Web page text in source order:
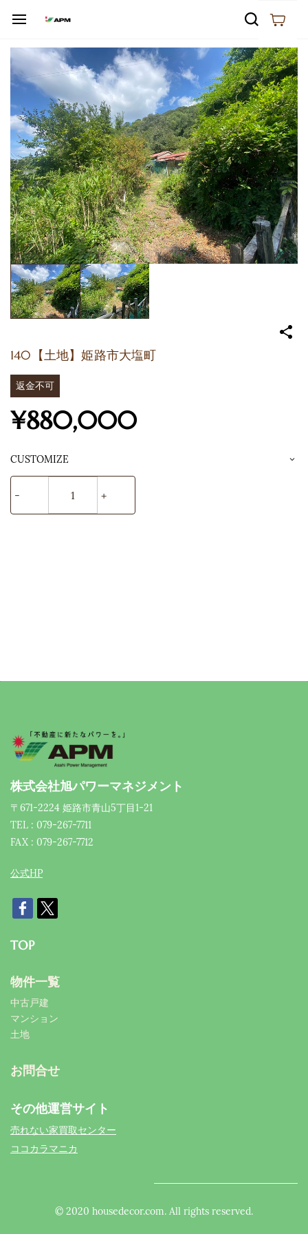
main
140【土地】姫路市大塩町
返金不可
¥880,000
CUSTOMIZE
株式会社旭パワーマネジメント
〒671-2224 姫路市青山5丁目1-21
TEL : 079-267-7711
FAX : 079-267-7712
公式HP
TOP
物件一覧
中古戸建
マンション
土地
お問合せ
その他運営サイト
売れない家買取センター
ココカラマニカ
© 2020 housedecor.com. All rights reserved.